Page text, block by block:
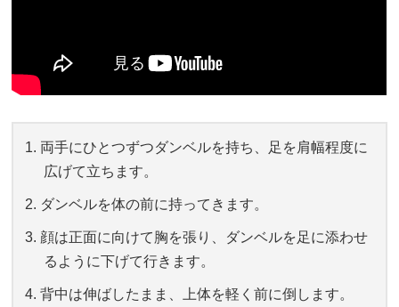
両手にひとつずつダンベルを持ち、足を肩幅程度に
広げて立ちます。
ダンベルを体の前に持ってきます。
顔は正面に向けて胸を張り、ダンベルを足に添わせ
るように下げて行きます。
背中は伸ばしたまま、上体を軽く前に倒します。